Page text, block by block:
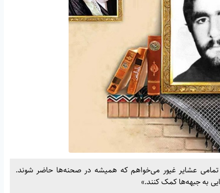
عشاير غيور می‌خواهم كه هميشه در صحنه‌ها حاضر شوند.
به جبهه‌ها كمک كنند.»